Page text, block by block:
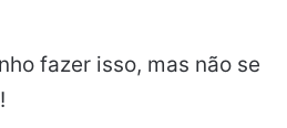
fazer isso, mas não se